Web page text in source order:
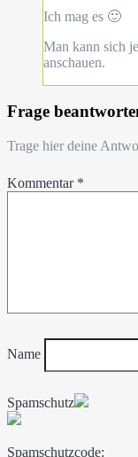
Ich mag es 🙂
Man kann sich
anschauen.
Frage
Trage hier deine
Kommentar *
Name
Spamschutz
Spamschutzcode: